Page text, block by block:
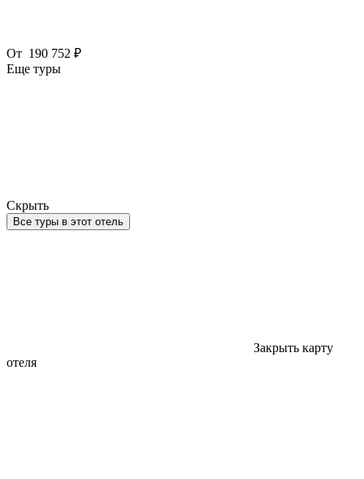
От 190 752 ₽
Еще туры
Скрыть
Все туры в этот отель
Закрыть карту
отеля